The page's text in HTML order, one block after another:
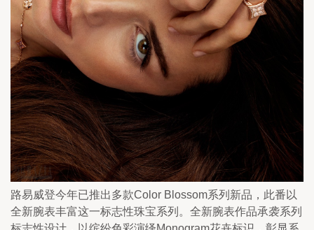
路易威登今年已推出多款Color Blossom系列新品，此番以
全新腕表丰富这一标志性珠宝系列。全新腕表作品承袭系列